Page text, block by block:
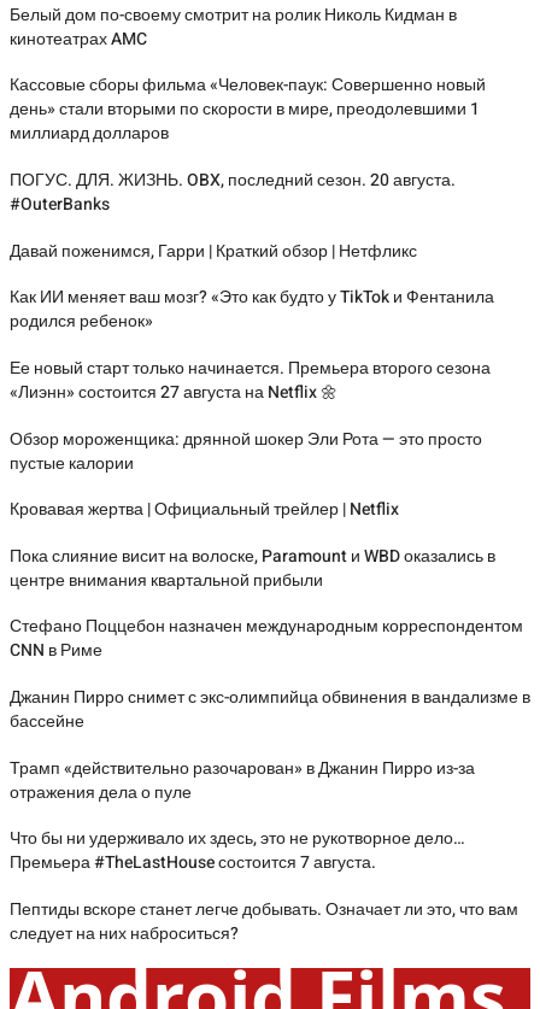
Белый дом по-своему смотрит на ролик Николь Кидман в
кинотеатрах AMC
Кассовые сборы фильма «Человек-паук: Совершенно новый
день» стали вторыми по скорости в мире, преодолевшими 1
миллиард долларов
ПОГУС. ДЛЯ. ЖИЗНЬ. OBX, последний сезон. 20 августа.
#OuterBanks
Давай поженимся, Гарри | Краткий обзор | Нетфликс
Как ИИ меняет ваш мозг? «Это как будто у TikTok и Фентанила
родился ребенок»
Ее новый старт только начинается. Премьера второго сезона
«Лиэнн» состоится 27 августа на Netflix 🌼
Обзор мороженщика: дрянной шокер Эли Рота — это просто
пустые калории
Кровавая жертва | Официальный трейлер | Netflix
Пока слияние висит на волоске, Paramount и WBD оказались в
центре внимания квартальной прибыли
Стефано Поццебон назначен международным корреспондентом
CNN в Риме
Джанин Пирро снимет с экс-олимпийца обвинения в вандализме в
бассейне
Трамп «действительно разочарован» в Джанин Пирро из-за
отражения дела о пуле
Что бы ни удерживало их здесь, это не рукотворное дело…
Премьера #TheLastHouse состоится 7 августа.
Пептиды вскоре станет легче добывать. Означает ли это, что вам
следует на них наброситься?